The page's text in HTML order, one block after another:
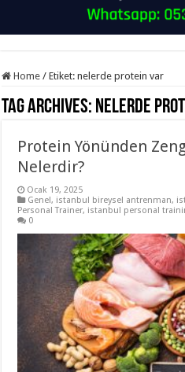
Home / Etiket:nelerde protein var
Tag Archives: nelerde
Protein Yönünden
Nelerdir?
Ocak 19, 2025
Genel, istanbul bireysel antrenman,
Personal Trainer, istanbul personal
0